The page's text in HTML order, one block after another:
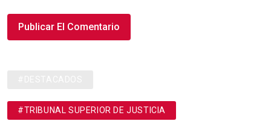
#TRIBUNAL SUPERIOR DE JUSTICIA